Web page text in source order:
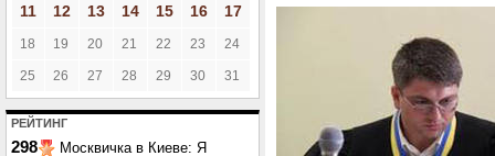
11
12 13 14 15 16 17
18 19 20 21 22 23 24
25 26 27 28 29 30 31
РЕЙТИНГ
298
Москвичка в Киеве: Я